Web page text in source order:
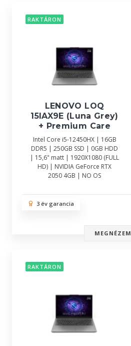
RAKTÁRON
LENOVO LOQ
15IAX9E (Luna Grey)
+ Premium Care
Intel Core i5-12450HX | 16GB
DDR5 | 250GB SSD | 0GB HDD
| 15,6" matt | 1920X1080 (FULL
HD) | NVIDIA GeForce RTX
2050 4GB | NO OS
3 év garancia
MEGNÉZEM
RAKTÁRON